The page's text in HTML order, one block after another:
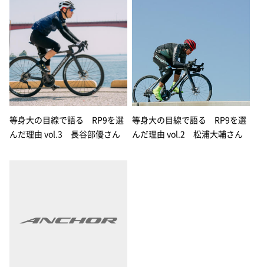
等身大の目線で語る RP9を選
んだ理由 vol.3 長谷部優さん
等身大の目線で語る RP9を選
んだ理由 vol.2 松浦大輔さん